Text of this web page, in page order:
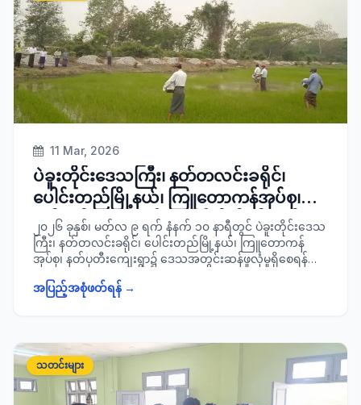
11 Mar, 2026
ပဲခူးတိုင်းဒေသကြီး၊ နတ်တလင်းခရိုင်၊
ပေါင်းတည်မြို့နယ်၊ ကြူတောကန်အုပ်စု၊
နတ်ပုတီးကျေးရွာ၌ နွေစပါးစိုက်ခင်းတွင်
စိုက်ပျိုးထားရှိသည့် စပါးသီးနှံများ
အောင်မြင်ဖြစ်ထွန်းနေမှုအခြေအနေအား
ကွင်းဆင်း စစ်ဆေး
၂၀၂၆ ခုနှစ်၊ မတ်လ ၉ ရက် နံနက် ၁၀ နာရီတွင် ပဲခူးတိုင်းဒေသ
ကြီး၊ နတ်တလင်းခရိုင်၊ ပေါင်းတည်မြို့နယ်၊ ကြူတောကန်
အုပ်စု၊ နတ်ပုတီးကျေးရွာ၌ ဒေသအတွင်းဆန်ဖူလုံမှုရှိစေရန်
အောင်မြင်ဖြစ်ထွန်း နေမှုအခြေအနေအား ခရိုင်စီမံခန့်ခွဲရေးနှင့်
ပါသည်။
အပြည့်အစုံဖတ်ရန် →
သတင်းများ